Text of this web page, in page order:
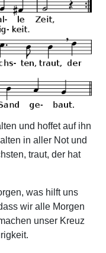
und hoffet auf ihn
in aller Not und
traut, der hat
was hilft uns
wir alle Morgen
unser Kreuz